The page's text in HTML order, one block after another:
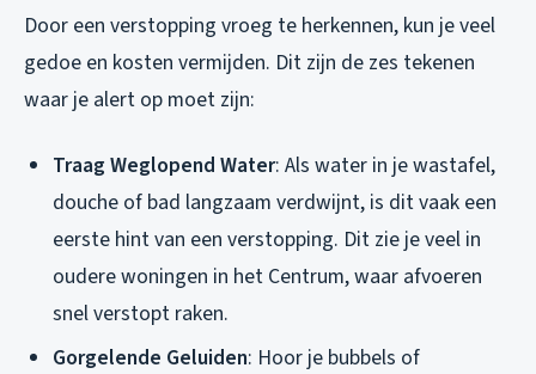
Door een verstopping vroeg te herkennen, kun je veel
gedoe en kosten vermijden. Dit zijn de zes tekenen
waar je alert op moet zijn:
Traag Weglopend Water: Als water in je wastafel,
douche of bad langzaam verdwijnt, is dit vaak een
eerste hint van een verstopping. Dit zie je veel in
oudere woningen in het Centrum, waar afvoeren
snel verstopt raken.
Gorgelende Geluiden: Hoor je bubbels of